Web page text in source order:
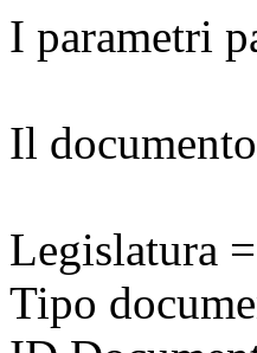
I parametri
Il
Legislatura
Tipo